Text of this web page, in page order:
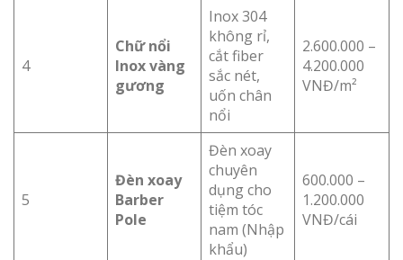
4
Chữ nổi
Inox vàng
gương
Inox 304
không rỉ,
cắt fiber
sắc nét,
uốn chân
nổi
2.600.000 –
4.200.000
VNĐ/m²
5
Đèn xoay
Barber
Pole
Đèn xoay
chuyên
dụng cho
tiệm tóc
nam (Nhập
khẩu)
600.000 –
1.200.000
VNĐ/cái